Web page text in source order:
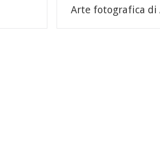
Arte fotografica di